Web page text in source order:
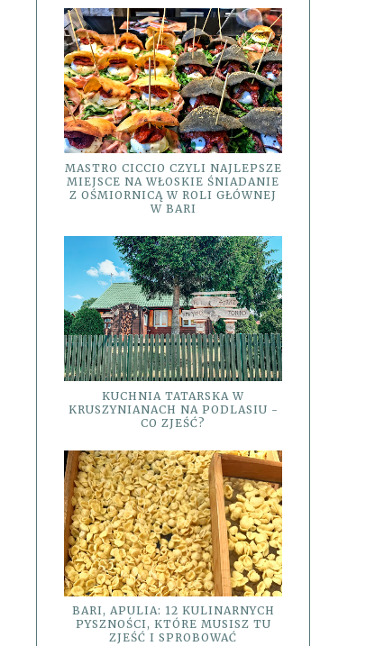
MASTRO CICCIO CZYLI NAJLEPSZE
MIEJSCE NA WŁOSKIE ŚNIADANIE
Z OŚMIORNICĄ W ROLI GŁÓWNEJ
W BARI
KUCHNIA TATARSKA W
KRUSZYNIANACH NA PODLASIU -
CO ZJEŚĆ?
BARI, APULIA: 12 KULINARNYCH
PYSZNOŚCI, KTÓRE MUSISZ TU
ZJEŚĆ I SPROBOWAĆ